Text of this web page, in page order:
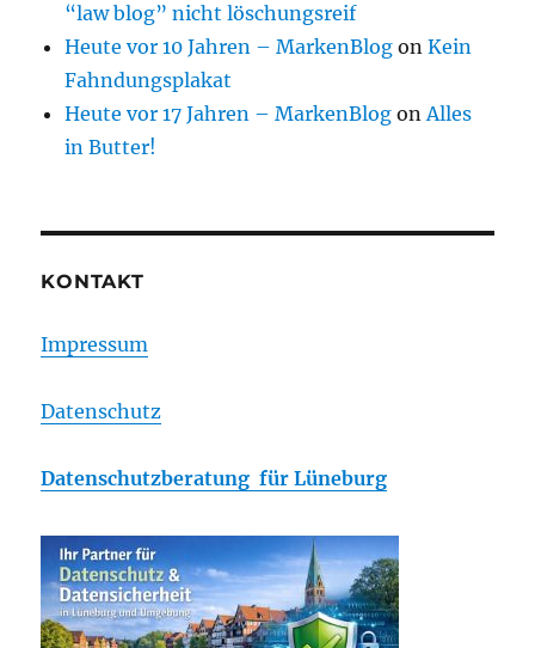
“law blog” nicht löschungsreif
Heute vor 10 Jahren – MarkenBlog onKein
Fahndungsplakat
Heute vor 17 Jahren – MarkenBlog onAlles
in Butter!
KONTAKT
Impressum
Datenschutz
Datenschutzberatung für Lüneburg